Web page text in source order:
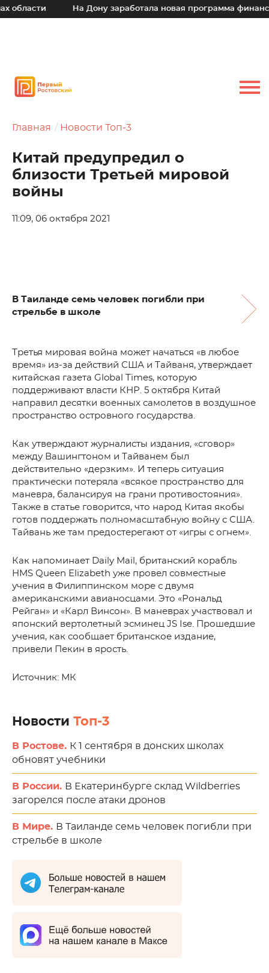
На Дону заработала новая программа
Главная Новости Топ-3
Китай предупредил о
близости Третьей мировой
войны
11:09, 06 октября 2021
В Таиланде семь человек погибли при
стрельбе в школе
Третья мировая война может начаться «в любое
время» из-за действий США и Тайваня, утверждает
китайская газета Global Times, которую
поддерживают власти КНР. 5 октября Китай
направил десятки военных самолетов в воздушное
пространство островного государства.
Как утверждают журналисты издания, «сговор»
между Вашингтоном и Тайванем был
действительно «дерзким». И теперь ситуация
практически потеряла «всякое пространство для
маневра, балансируя на грани противостояния».
Также в статье говорится, что народ Китая якобы
готов поддержать полномасштабную войну с США.
Тайвань же там предостерегают от «игры с огнем».
Как напоминает Daily Mail, британский корабль
HMS Queen Elizabeth уже провел совместные
учения в Филиппинском море с двумя
американскими авианосцами. Это «Рональд
Рейган» и «Карл Винсон». В маневрах участвовал и
японский вертолетный эсминец JS Ise. Прошедшие
учения, как сообщает британское издание,
привели Пекин в ярость.
Источник: МК
Новости Топ-3
В Ростове. К 1 сентября в донских школах
обновят учебники
В России. В Екатеринбурге склад Wildberries
загорелся после атаки дронов
В Мире. В Таиланде семь человек погибли при
стрельбе в школе